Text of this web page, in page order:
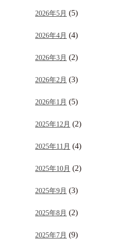
2026年5月 (5)
2026年4月 (4)
2026年3月 (2)
2026年2月 (3)
2026年1月 (5)
2025年12月 (2)
2025年11月 (4)
2025年10月 (2)
2025年9月 (3)
2025年8月 (2)
2025年7月 (9)